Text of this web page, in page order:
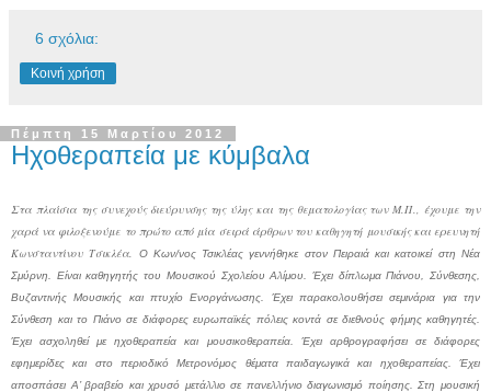
6 σχόλια:
Κοινή χρήση
Πέμπτη 15 Μαρτίου 2012
Ηχοθεραπεία με κύμβαλα
Στα πλαίσια της συνεχούς διεύρυνσης της ύλης και της θεματολογίας των Μ.Π., έχουμε την
χαρά να φιλοξενούμε το πρώτο από μία σειρά άρθρων του καθηγητή μουσικής και ερευνητή
Κωνσταντίνου Τσικλέα.
Ο Κων/νος Τσικλέας γεννήθηκε στον Πειραιά και κατοικεί στη Νέα
Σμύρνη. Είναι καθηγητής του Μουσικού Σχολείου Αλίμου. Έχει δίπλωμα Πιάνου, Σύνθεσης,
Βυζαντινής Μουσικής και πτυχίο Ενοργάνωσης. Έχει παρακολουθήσει σεμινάρια για την
Σύνθεση και το Πιάνο σε διάφορες ευρωπαϊκές πόλεις κοντά σε διεθνούς φήμης καθηγητές.
Έχει ασχοληθεί με ηχοθεραπεία και μουσικοθεραπεία. Έχει αρθρογραφήσει σε διάφορες
εφημερίδες και στο περιοδικό Μετρονόμος θέματα παιδαγωγικά και ηχοθεραπείας. Έχει
αποσπάσει Α’ βραβείο και χρυσό μετάλλιο σε πανελλήνιο διαγωνισμό ποίησης. Στη μουσική